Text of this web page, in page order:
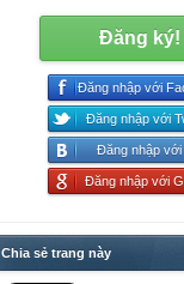
Đăng ký!
Đăng nhập với
Đăng nhập với
Đăng nhập với
Đăng nhập với
Chia sẻ trang này